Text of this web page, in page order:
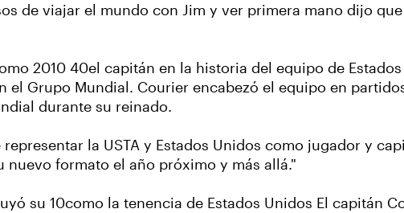
de viajar el mundo con Jim y ver primera mano dijo
2010 40el capitán en la historia del equipo de
el Grupo Mundial. Courier encabezó el equipo en
durante su reinado.
la USTA y Estados Unidos como jugador y
nuevo formato el año próximo y más allá."
su 10como la tenencia de Estados Unidos El capitán